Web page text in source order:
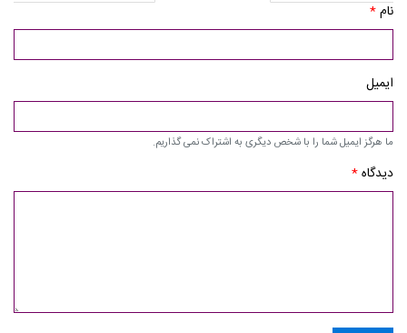
نام*
ایمیل
ما هرگز ایمیل شما را با شخص دیگری به اشتراک نمی گذاریم.
دیدگاه*